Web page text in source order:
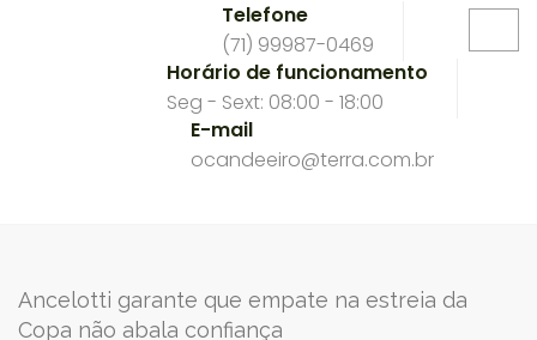
Telefone
(71) 99987-0469
Horário de funcionamento
Seg - Sext: 08:00 - 18:00
E-mail
ocandeeiro@terra.com.br
Ancelotti garante que empate na estreia da
Copa não abala confiança